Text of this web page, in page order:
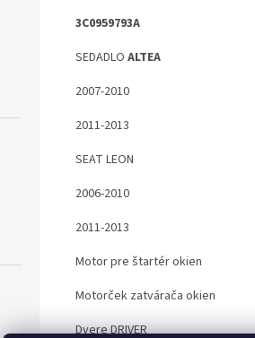
3C0959793A
SEDADLO ALTEA
2007-2010
2011-2013
SEAT LEON
2006-2010
2011-2013
Motor pre štartér okien
Motorček zatvárača okien
Dvere DRIVER